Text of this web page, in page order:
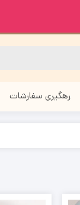
رهگیری سفارشات